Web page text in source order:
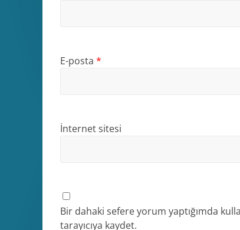
E-posta *
İnternet sitesi
Bir dahaki sefere yorum yaptığımda
tarayıcıya kaydet.